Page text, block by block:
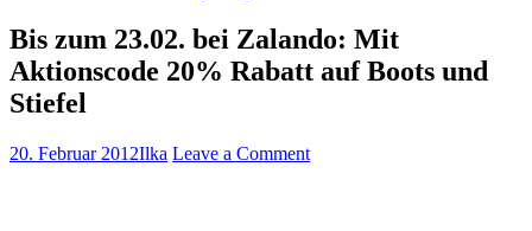
Bis zum 23.02. bei Zalando: Mit
Aktionscode 20% Rabatt auf Boots und
Stiefel
20. Februar 2012Ilka Leave a Comment